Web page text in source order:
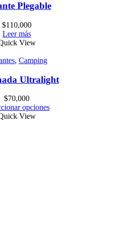
Plegable
$110,000
Leer más
View
, Camping
Ultralight
$70,000
opciones
View